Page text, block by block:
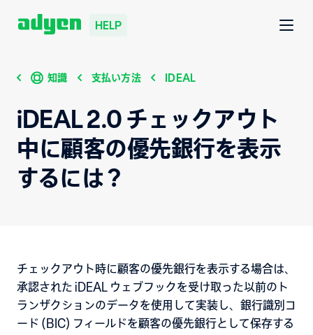
HELP
知識 支払い方法 IDEAL
iDEAL 2.0 チェックアウト
中に顧客の優先銀行を表示
するには？
チェックアウト時に顧客の優先銀行を表示する場合は、
承認された iDEAL ウェブフックを受け取った以前のト
ランザクションのデータを使用して実装し、銀行識別コ
ード (BIC) フィールドを顧客の優先銀行として保存する